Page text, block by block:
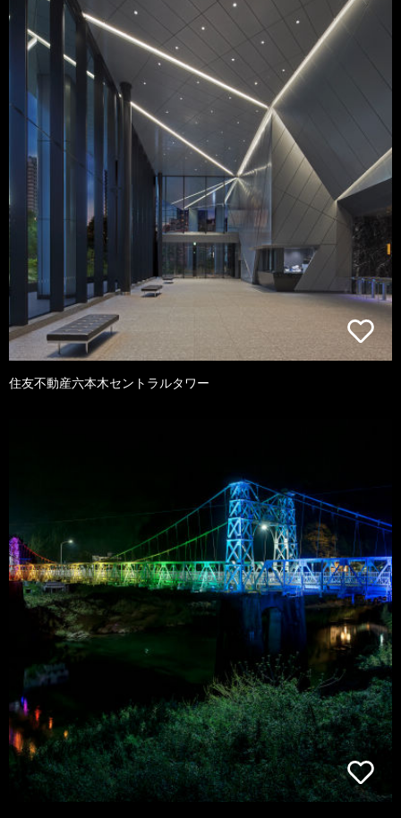
住友不動産六本木セントラルタワー